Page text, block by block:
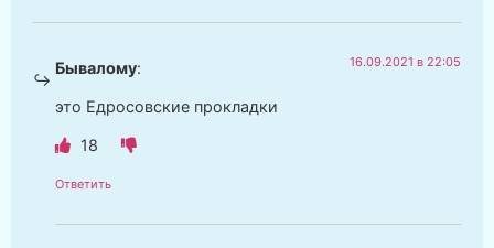
Бывалому: 16.09.2021 в 22:05
это Едросовские прокладки
18
Ответить